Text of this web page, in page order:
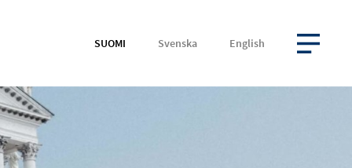
SUOMI Svenska English
AVAA VALIKKO